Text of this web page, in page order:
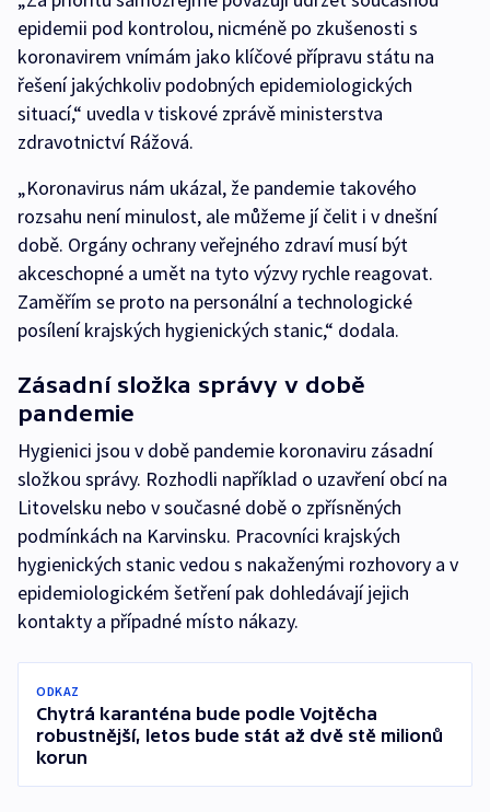
epidemii pod kontrolou, nicméně po zkušenosti s
koronavirem vnímám jako klíčové přípravu státu na
řešení jakýchkoliv podobných epidemiologických
situací,“ uvedla v tiskové zprávě ministerstva
zdravotnictví Rážová.
„Koronavirus nám ukázal, že pandemie takového
rozsahu není minulost, ale můžeme jí čelit i v dnešní
době. Orgány ochrany veřejného zdraví musí být
akceschopné a umět na tyto výzvy rychle reagovat.
Zaměřím se proto na personální a technologické
posílení krajských hygienických stanic,“ dodala.
Zásadní složka správy v době
pandemie
Hygienici jsou v době pandemie koronaviru zásadní
složkou správy. Rozhodli například o uzavření obcí na
Litovelsku nebo v současné době o zpřísněných
podmínkách na Karvinsku. Pracovníci krajských
hygienických stanic vedou s nakaženými rozhovory a v
epidemiologickém šetření pak dohledávají jejich
kontakty a případné místo nákazy.
ODKAZ
Chytrá karanténa bude podle Vojtěcha
robustnější, letos bude stát až dvě stě milionů
korun